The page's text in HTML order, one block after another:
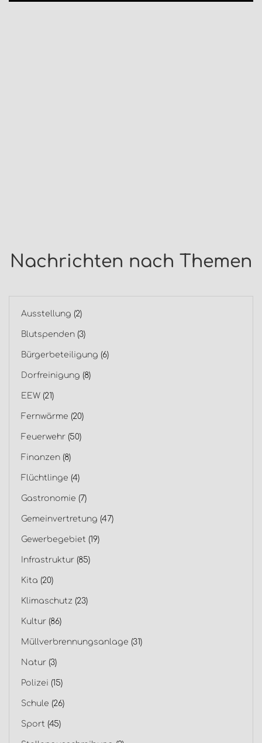
Nachrichten nach Themen
Ausstellung (2)
Blutspenden (3)
Bürgerbeteiligung (6)
Dorfreinigung (8)
EEW (21)
Fernwärme (20)
Feuerwehr (50)
Finanzen (8)
Flüchtlinge (4)
Gastronomie (7)
Gemeinvertretung (47)
Gewerbegebiet (19)
Infrastruktur (85)
Kita (20)
Klimaschutz (23)
Kultur (86)
Müllverbrennungsanlage (31)
Natur (3)
Polizei (15)
Schule (26)
Sport (45)